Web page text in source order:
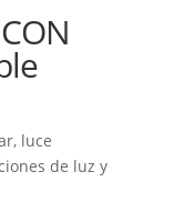
luce
de luz y